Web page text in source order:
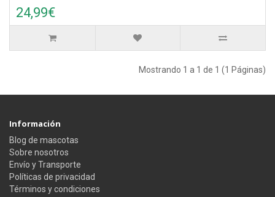
24,99€
Mostrando 1 a 1 de 1 (1 Páginas)
Información
Blog de mascotas
Sobre nosotros
Envío y Transporte
Políticas de privacidad
Términos y condiciones